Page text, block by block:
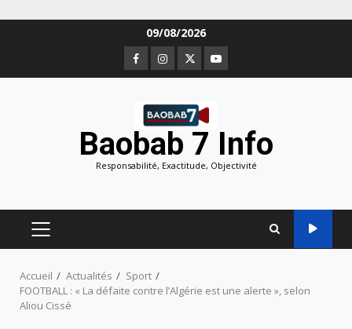
09/08/2026
Facebook
Instagram
TwitterYoutube
Baobab 7 Info
Responsabilité, Exactitude, Objectivité
MENU
PRINCIPAL
Accueil Actualités
Sport
FOOTBALL : « La défaite contre l’Algérie est une alerte », selon
Aliou Cissé